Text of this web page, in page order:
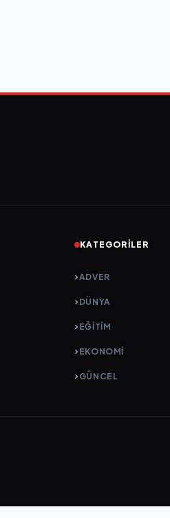
KATEGORILER
ADVER
DÜNYA
EĞİTİM
EKONOMİ
GÜNCEL